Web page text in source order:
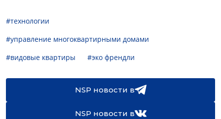
#технологии
#управление многоквартирными домами
#видовые квартиры
#эко френдли
NSP новости в
NSP новости в